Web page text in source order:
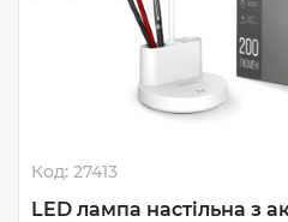
Код: 27413
LED лампа настiльна з